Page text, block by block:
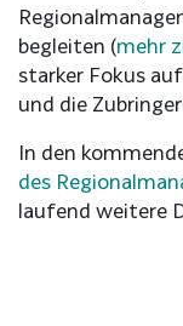
begleiten (mehr
starker Fokus
und die
In den
des
laufend weitere